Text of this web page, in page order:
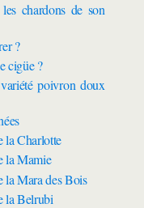
chardons de son
?
cigüe ?
poivron doux
la Charlotte
la Mamie
la Mara des Bois
la Belrubi